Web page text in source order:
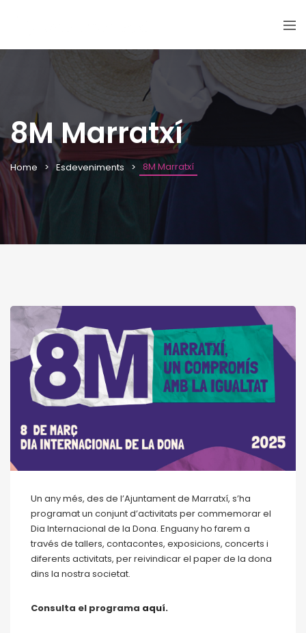
8M Marratxí
Home Esdeveniments 8M Marratxí
Un any més, des de l’Ajuntament de Marratxí, s’ha
programat un conjunt d’activitats per commemorar el
Dia Internacional de la Dona. Enguany ho farem a
través de tallers, contacontes, exposicions, concerts i
diferents activitats, per reivindicar el paper de la dona
dins la nostra societat.
Consulta el programa aquí.